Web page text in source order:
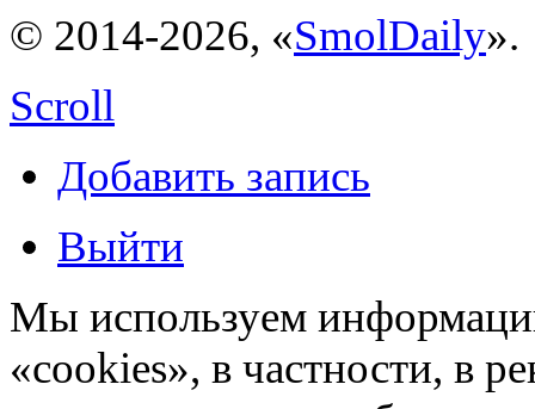
© 2014-2026, «SmolDaily».
Scroll
Добавить запись
Выйти
Мы используем
«cookies», в частности, в